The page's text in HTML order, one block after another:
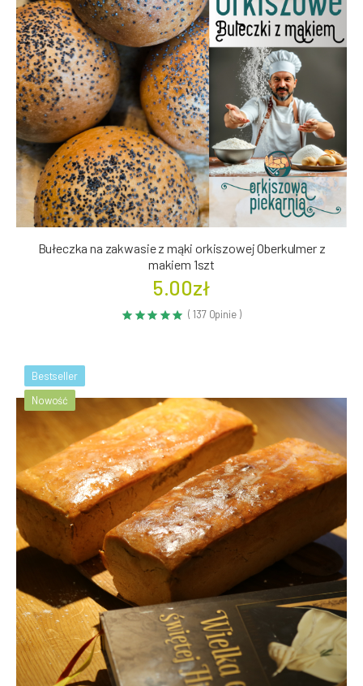
Bułeczka na zakwasie z mąki orkiszowej Oberkulmer z
makiem 1szt
5.00zł
( 137 Opinie )
Bestseller
Nowość